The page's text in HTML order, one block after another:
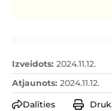
Izveidots: 2024.11.12.
Atjaunots: 2024.11.12.
Dalīties